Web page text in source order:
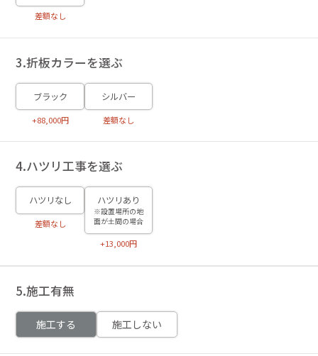
差額なし
3.折板カラーを選ぶ
ブラック
+88,000円
シルバー
差額なし
4.ハツリ工事を選ぶ
ハツリなし
差額なし
ハツリあり
※設置場所の地
面が土間の場合
+13,000円
5.施工有無
施工する 施工しない